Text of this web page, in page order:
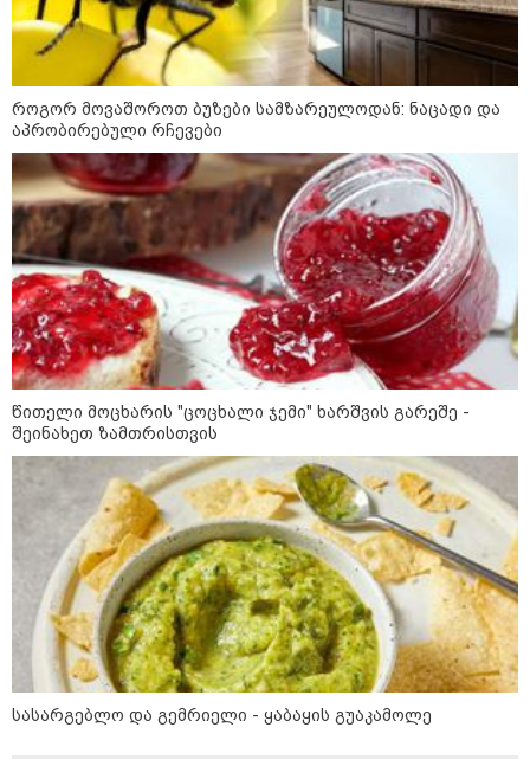
"ომი, რომელსაც მთელი
მსოფლიოს შთანთქმა შეუძლია:
დონალდ ტრამპმა აღარ იცის,
როგორ მოიქცეს" -The New York
Times
კიევი ისევ სასტიკად დაიბომბა -
ამდენი ბალისტიკური რაკეტა
მსოფლიოს არც ერთი ქალაქისკენ
არ გაუშვიათ: პუტინის ახალი
ანტირეკორდი
შტურმი ტვინზე და პოლიტიკური
პოლარიზაციის მეტასტაზები: რა
ემართება ადამიანის ფსიქიკას,
როდესაც მედიიდან და
სოცქსელებიდან მუდმივად
ლანძღვა-გინება ესმის?! -
ფსიქოლოგ ზურა მხეიძის ანალიზი
სამართალი
როგორ მოვაშოროთ ბუზები სამზარეულოდან: ნაცადი და
აპრობირებული რჩევები
წითელი მოცხარის "ცოცხალი ჯემი" ხარშვის გარეშე -
შეინახეთ ზამთრისთვის
სასარგებლო და გემრიელი - ყაბაყის გუაკამოლე